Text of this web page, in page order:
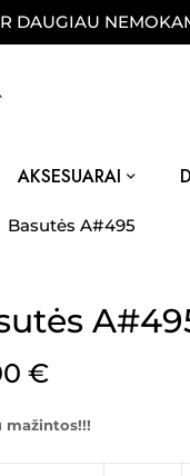
NEMOKAMAI
AKSESUARAI
Basutės A#495
€
mažintos!!!